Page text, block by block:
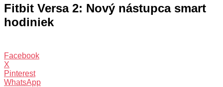
Fitbit Versa 2: Nový nástupca smart
hodiniek
Facebook
X
Pinterest
WhatsApp